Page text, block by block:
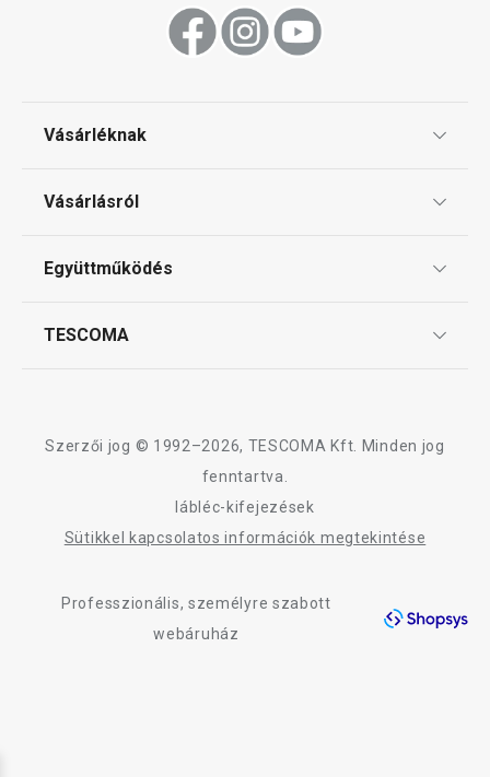
Vásárléknak
Gyakori kérdések
Vásárlásról
Reklamáció és termékvisszaküldés
Együttműködés
TESCOMA
Adatkezelési Tájékoztató
Szerzői jog © 1992–2026, TESCOMA Kft. Minden jog
fenntartva.
lábléc-kifejezések
Sütikkel kapcsolatos információk megtekintése
Professzionális, személyre szabott
webáruház